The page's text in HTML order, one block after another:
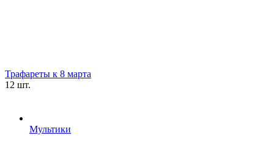
Трафареты к 8 марта
12 шт.
Мультики